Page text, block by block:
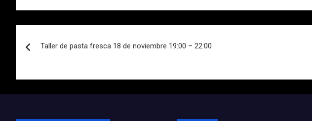
de
entradas
Taller de pasta fresca 18 de noviembre 19:00 – 22:00